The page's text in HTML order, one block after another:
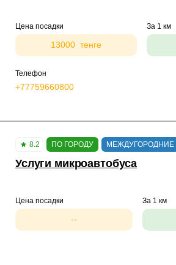
Цена посадки
13000 тенге
За 1 км
Телефон
+77759660800
8.2 ПО ГОРОДУ МЕЖДУГОРОДНИЕ
Услуги микроавтобуса
Цена посадки
--
За 1 км